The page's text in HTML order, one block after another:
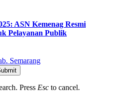
ASN Kemenag Resmi
Pelayanan Publik
Semarang
Press Esc to cancel.